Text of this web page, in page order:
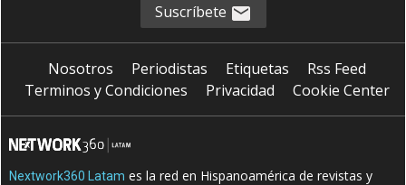
Suscríbete
Nosotros Periodistas Etiquetas
Rss Feed
Terminos y Condiciones
Privacidad Cookie Center
Nextwork360 Latam es la red en Hispanoamérica de revistas y